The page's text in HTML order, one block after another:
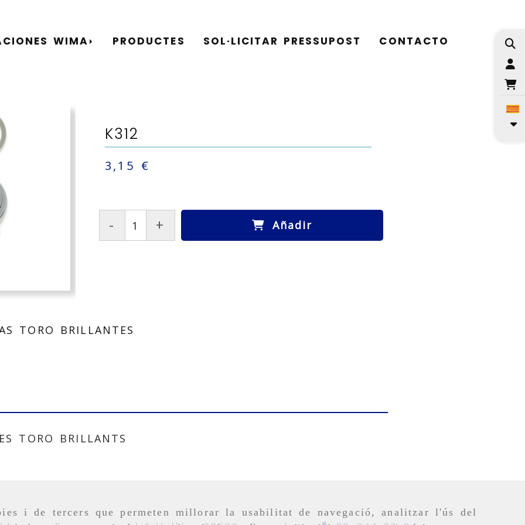
i de tercers que permeten millorar la usabilitat de navegació, analitzar l'ús del
WIMA PRODUCTES SOL·LICITAR PRESSUPOST CONTACTO
K312
3,15 €
- + Añadir
TORO BRILLANTES
TORO BRILLANTS